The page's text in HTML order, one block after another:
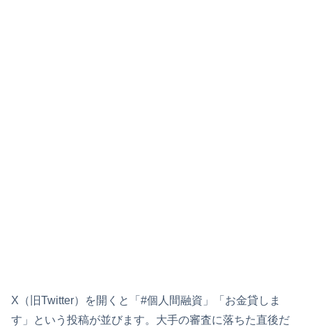
X（旧Twitter）を開くと「#個人間融資」「お金貸しま
す」という投稿が並びます。大手の審査に落ちた直後だ